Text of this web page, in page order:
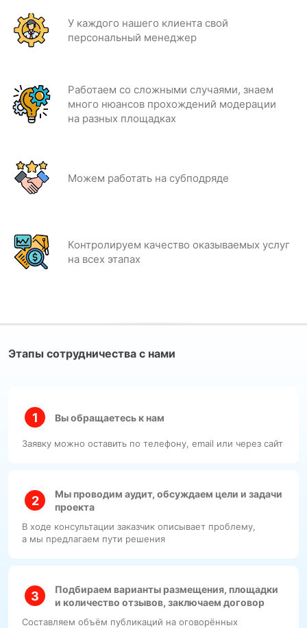
У каждого нашего клиента свой
персональный менеджер
Работаем со сложными случаями, знаем
много нюансов прохождений модерации
на разных площадках
Можем работать на субподряде
Контролируем качество оказываемых услуг
на всех этапах
Этапы сотрудничества с нами
Вы обращаетесь к нам
Заявку можно оставить по телефону, email или через сайт
Мы проводим аудит, обсуждаем цели и задачи
проекта
В ходе консультации заказчик описывает проблему,
а мы предлагаем пути решения
Подбираем варианты размещения, площадки
и количество отзывов, заключаем договор
Составляем объём публикаций на оговорённых